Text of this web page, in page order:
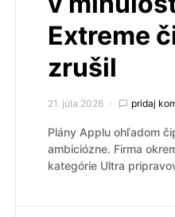
Extreme
zrušil
21. júla 2026 pridaj
Plány Applu ohľadom
ambiciózne. Firma
kategórie Ultra